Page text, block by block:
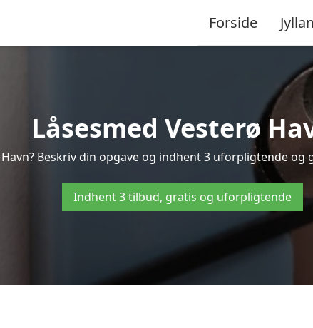
Forside
Låsesmed Vesterø
Beskriv din opgave og indhent 3 uforpligtende
Indhent 3 tilbud, gratis og uforpligtende